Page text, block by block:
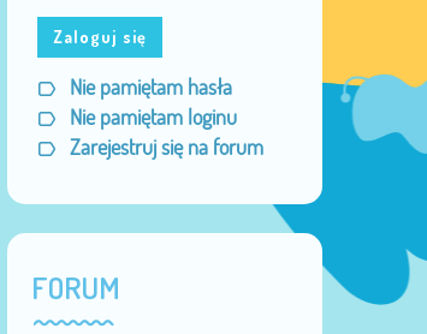
Zaloguj się
Nie pamiętam hasła
Nie pamiętam loginu
Zarejestruj się na forum
FORUM